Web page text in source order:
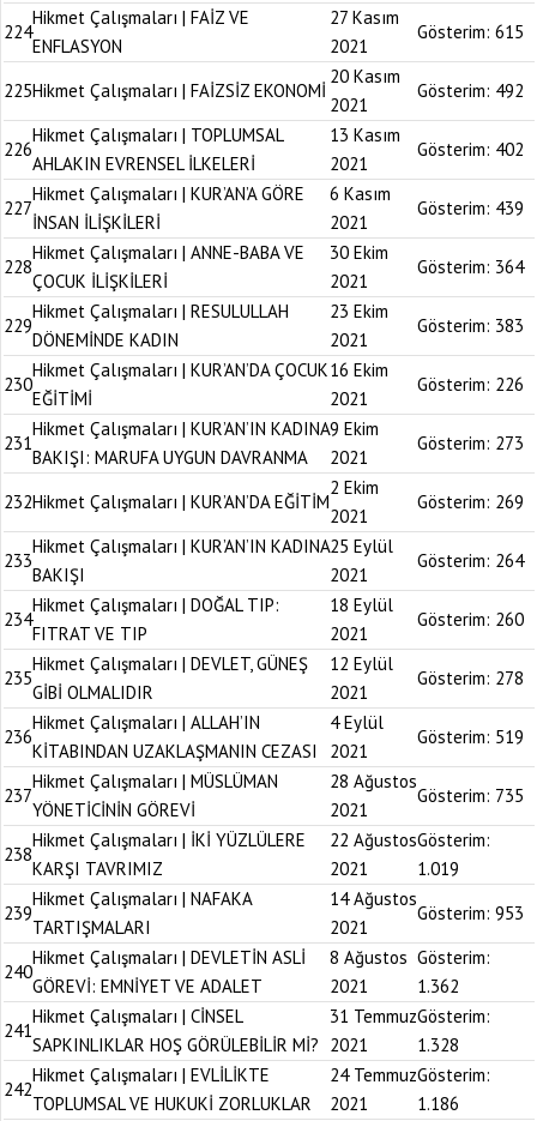
224
Hikmet Çalışmaları | FAİZ VE
ENFLASYON
27 Kasım
2021
Gösterim: 615
225Hikmet Çalışmaları | FAİZSİZ EKONOMİ
20 Kasım
2021
Gösterim: 492
226
Hikmet Çalışmaları | TOPLUMSAL
AHLAKIN EVRENSEL İLKELERİ
13 Kasım
2021
Gösterim: 402
227
Hikmet Çalışmaları | KUR’AN’A GÖRE
İNSAN İLİŞKİLERİ
6 Kasım
2021
Gösterim: 439
228
Hikmet Çalışmaları | ANNE-BABA VE
ÇOCUK İLİŞKİLERİ
30 Ekim
2021
Gösterim: 364
229
Hikmet Çalışmaları | RESULULLAH
DÖNEMİNDE KADIN
23 Ekim
2021
Gösterim: 383
230
Hikmet Çalışmaları | KUR’AN’DA ÇOCUK
EĞİTİMİ
16 Ekim
2021
Gösterim: 226
231
Hikmet Çalışmaları | KUR’AN’IN KADINA
BAKIŞI: MARUFA UYGUN DAVRANMA
9 Ekim
2021
Gösterim: 273
232Hikmet Çalışmaları | KUR’AN’DA EĞİTİM
2 Ekim
2021
Gösterim: 269
233
Hikmet Çalışmaları | KUR’AN’IN KADINA
BAKIŞI
25 Eylül
2021
Gösterim: 264
234
Hikmet Çalışmaları | DOĞAL TIP:
FITRAT VE TIP
18 Eylül
2021
Gösterim: 260
235
Hikmet Çalışmaları | DEVLET, GÜNEŞ
GİBİ OLMALIDIR
12 Eylül
2021
Gösterim: 278
236
Hikmet Çalışmaları | ALLAH’IN
KİTABINDAN UZAKLAŞMANIN CEZASI
4 Eylül
2021
Gösterim: 519
237
Hikmet Çalışmaları | MÜSLÜMAN
YÖNETİCİNİN GÖREVİ
28 Ağustos
2021
Gösterim: 735
238
Hikmet Çalışmaları | İKİ YÜZLÜLERE
KARŞI TAVRIMIZ
22 Ağustos
2021
Gösterim:
1.019
239
Hikmet Çalışmaları | NAFAKA
TARTIŞMALARI
14 Ağustos
2021
Gösterim: 953
240
Hikmet Çalışmaları | DEVLETİN ASLİ
GÖREVİ: EMNİYET VE ADALET
8 Ağustos
2021
Gösterim:
1.362
241
Hikmet Çalışmaları | CİNSEL
SAPKINLIKLAR HOŞ GÖRÜLEBİLİR Mİ?
31 Temmuz
2021
Gösterim:
1.328
242
Hikmet Çalışmaları | EVLİLİKTE
TOPLUMSAL VE HUKUKİ ZORLUKLAR
24 Temmuz
2021
Gösterim:
1.186